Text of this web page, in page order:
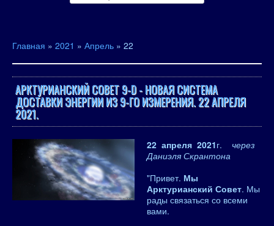
Главная » 2021 » Апрель » 22
АРКТУРИАНСКИЙ СОВЕТ 9-D - НОВАЯ СИСТЕМА
ДОСТАВКИ ЭНЕРГИИ ИЗ 9-ГО ИЗМЕРЕНИЯ. 22 АПРЕЛЯ
2021.
22 апреля 2021г.
через
Даниэля Скрантона
"Привет. Мы
Арктурианский Совет. Мы
рады связаться со всеми
вами.